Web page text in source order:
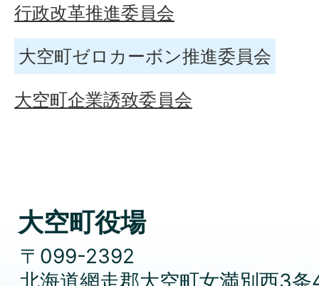
行政改革推進委員会
大空町ゼロカーボン推進委員会
大空町企業誘致委員会
大空町役場
〒099-2392
北海道網走郡大空町女満別西3条